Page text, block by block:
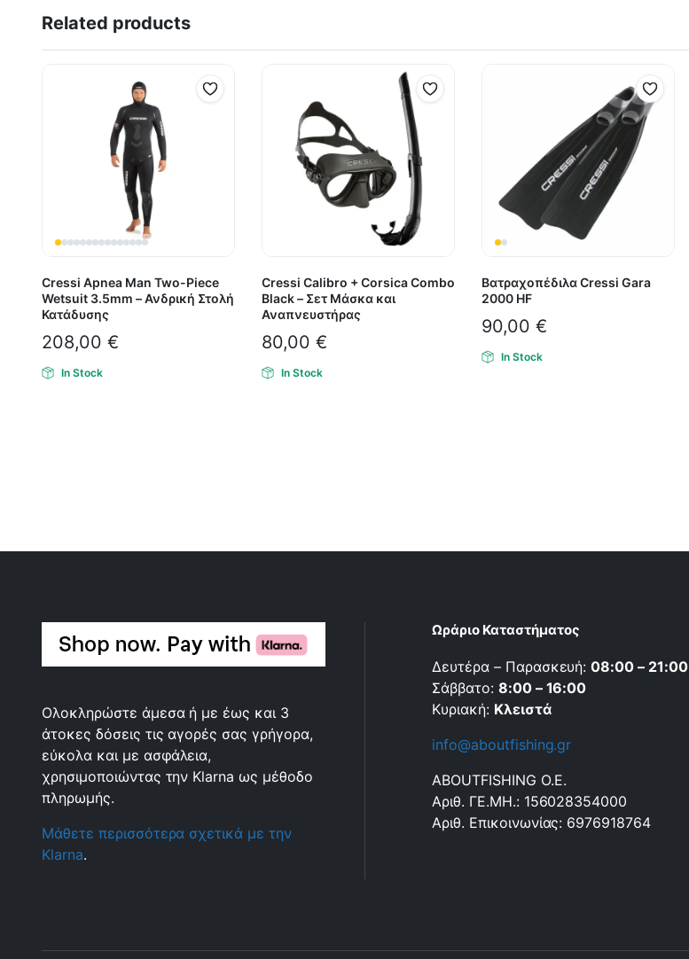
Related products
Cressi Apnea Man Two-Piece
Wetsuit 3.5mm – Ανδρική Στολή
Κατάδυσης
208,00 €
In Stock
Cressi Calibro + Corsica Combo
Black – Σετ Μάσκα και
Αναπνευστήρας
80,00 €
In Stock
Βατραχοπέδιλα Cressi Gara
2000 HF
90,00 €
In Stock
Ολοκληρώστε άμεσα ή με έως και 3
άτοκες δόσεις τις αγορές σας γρήγορα,
εύκολα και με ασφάλεια,
χρησιμοποιώντας την Klarna ως μέθοδο
πληρωμής.
Μάθετε περισσότερα σχετικά με την
Klarna.
Ωράριο Καταστήματος
Δευτέρα – Παρασκευή:08:00 – 21:00
Σάββατο: 8:00 – 16:00
Κυριακή: Κλειστά
info@aboutfishing.gr
ABOUTFISHING Ο.Ε.
Αριθ. ΓΕ.ΜΗ.: 156028354000
Αριθ. Επικοινωνίας: 6976918764